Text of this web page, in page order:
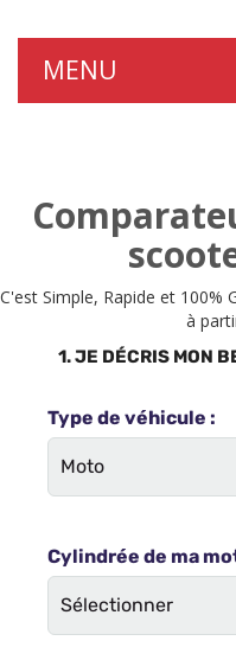
C'est Simple, Rapide et 100%
à